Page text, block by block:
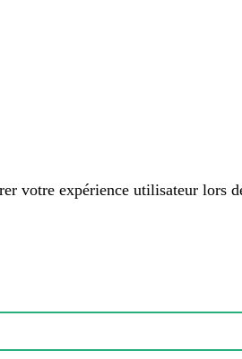
votre expérience utilisateur